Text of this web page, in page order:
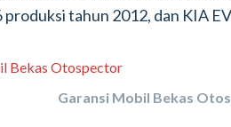
produksi tahun 2012, dan KIA
Garansi Mobil Bekas